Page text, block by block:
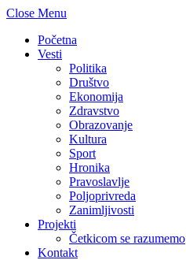
Close Menu
Početna
Vesti
Politika
Društvo
Ekonomija
Zdravstvo
Obrazovanje
Kultura
Sport
Hronika
Pravoslavlje
Poljoprivreda
Zanimljivosti
Projekti
Četkicom se razumemo
Kontakt